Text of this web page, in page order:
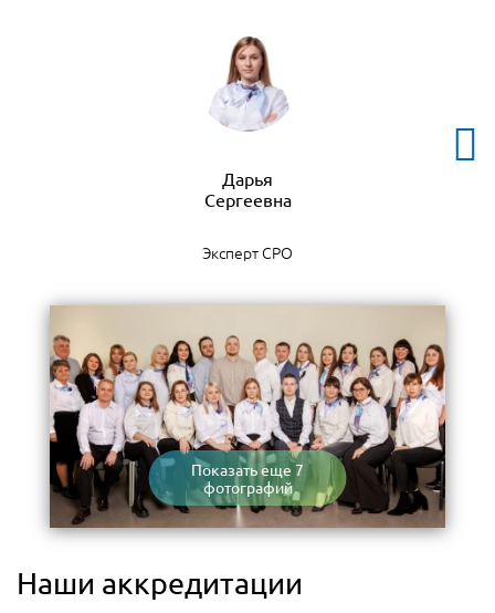
Дарья
Сергеевна
Эксперт СРО
Показать еще 7
фотографий
Наши аккредитации